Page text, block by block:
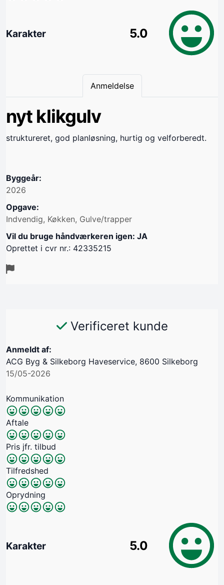
Karakter 5.0
Anmeldelse
nyt klikgulv
struktureret, god planløsning, hurtig og velforberedt.
Byggeår:
2026
Opgave:
Indvendig, Køkken, Gulve/trapper
Vil du bruge håndværkeren igen: JA
Oprettet i cvr nr.: 42335215
Verificeret kunde
Anmeldt af:
ACG Byg & Silkeborg Haveservice, 8600 Silkeborg
15/05-2026
Kommunikation
Aftale
Pris jfr. tilbud
Tilfredshed
Oprydning
Karakter 5.0